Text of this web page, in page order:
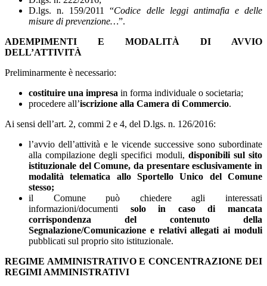
D.lgs. n. 159/2011 “Codice delle leggi antimafia e delle
misure di prevenzione…”.
ADEMPIMENTI E MODALITÀ DI AVVIO
DELL’ATTIVITÀ
Preliminarmente è necessario:
costituire una impresa in forma individuale o societaria;
procedere all’iscrizione alla Camera di Commercio.
Ai sensi dell’art. 2, commi 2 e 4, del D.lgs. n. 126/2016:
l’avvio dell’attività e le vicende successive sono subordinate
alla compilazione degli specifici moduli, disponibili sul sito
istituzionale del Comune, da presentare esclusivamente in
modalità telematica allo Sportello Unico del Comune
stesso;
il Comune può chiedere agli interessati
informazioni/documenti solo in caso di mancata
corrispondenza del contenuto della
Segnalazione/Comunicazione e relativi allegati ai moduli
pubblicati sul proprio sito istituzionale.
REGIME AMMINISTRATIVO E CONCENTRAZIONE DEI
REGIMI AMMINISTRATIVI